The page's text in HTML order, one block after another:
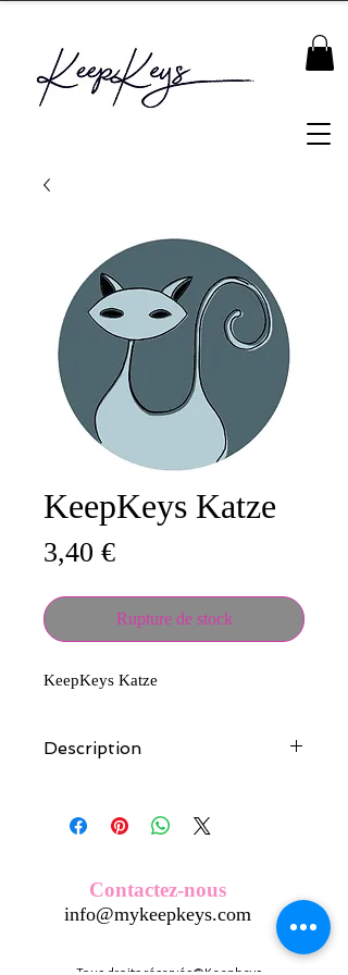
KeepKeys Katze
3,40 €Prix
Rupture de stock
KeepKeys Katze
Description
créés et fabriqués par nos soins.
Nos écussons se composent d'une
haute qualité et d'une pellicule plastique
transparente qui protège du frottement
et de l'eau, et assure ainsi une longivité
Contactez-nous
info@mykeepkeys.com